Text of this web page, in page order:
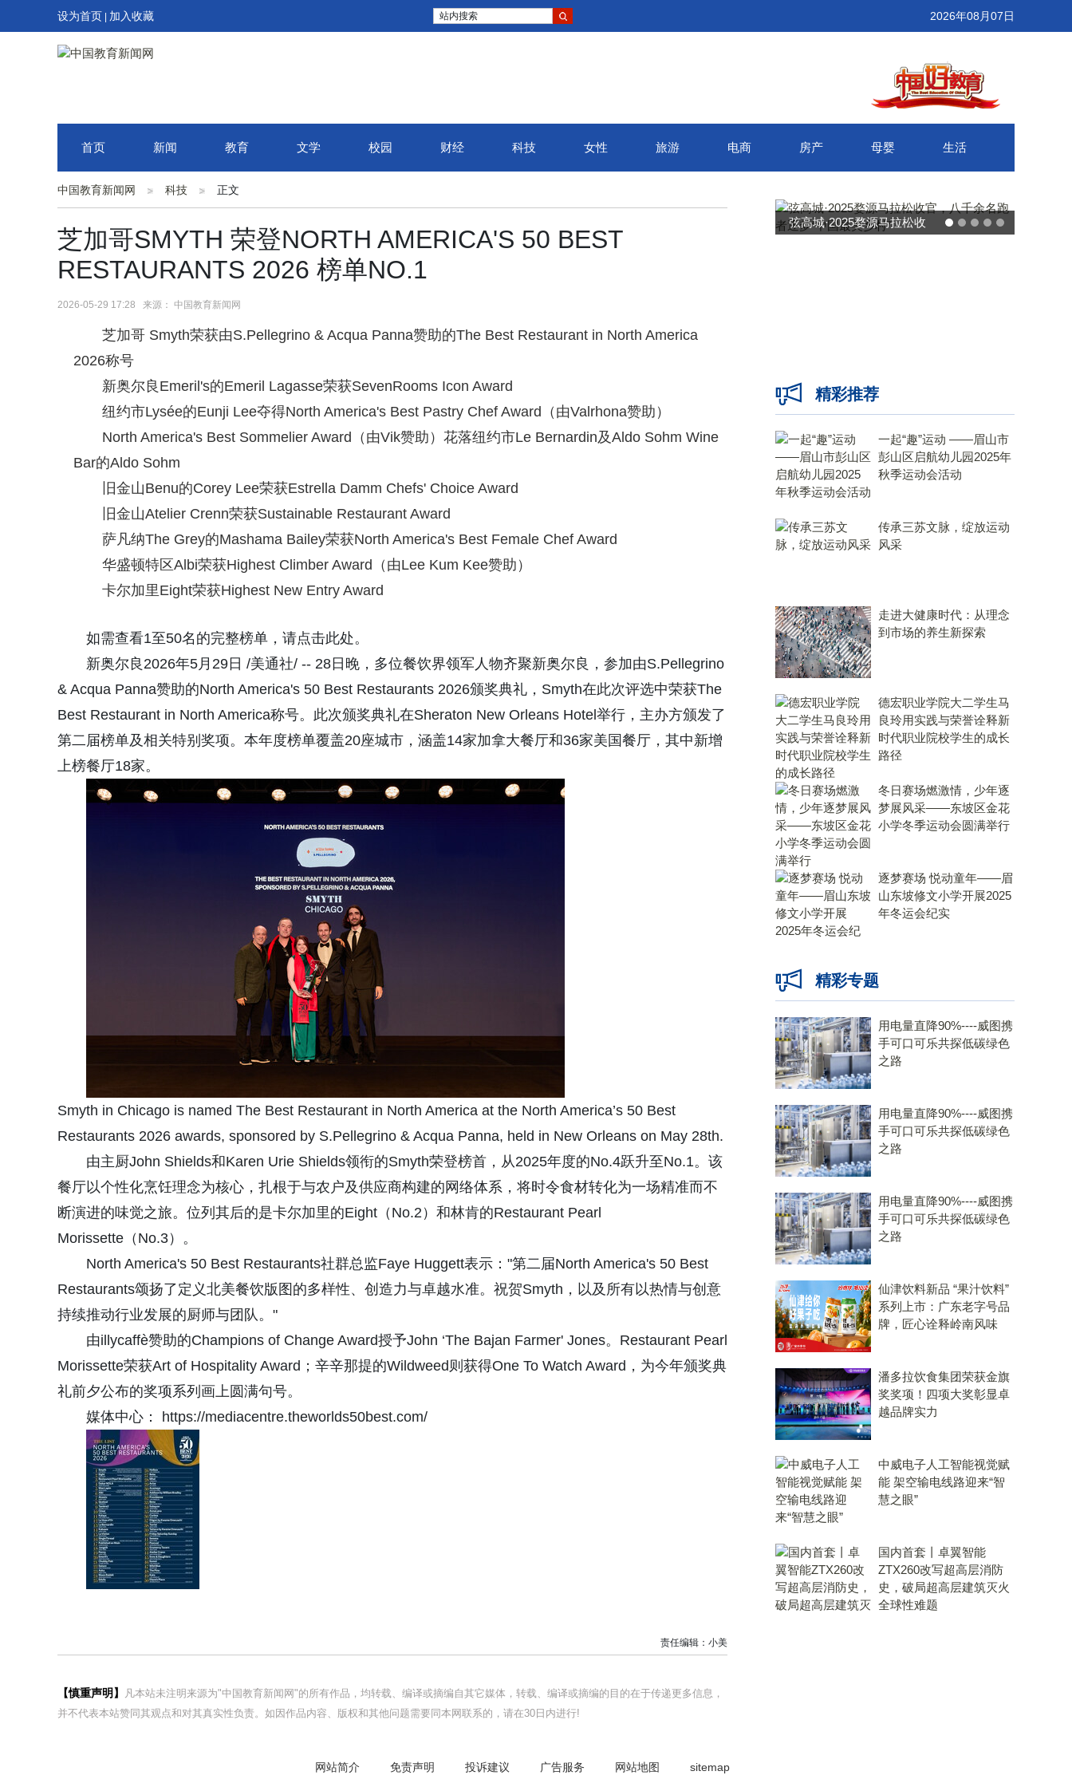
设为首页 加入收藏 站内搜索 2026年08月07日
首页 新闻 教育 文学 校园 财经 科技 女性 旅游 电商 房产 母婴 生活
中国教育新闻网 科技 正文
芝加哥SMYTH 荣登NORTH AMERICA'S 50 BEST
RESTAURANTS 2026 榜单NO.1
2026-05-29 17:28 来源： 中国教育新闻网
芝加哥 Smyth荣获由S.Pellegrino & Acqua Panna赞助的The Best Restaurant in North America
2026称号
新奥尔良Emeril's的Emeril Lagasse荣获SevenRooms Icon Award
纽约市Lysée的Eunji Lee夺得North America's Best Pastry Chef Award（由Valrhona赞助）
North America's Best Sommelier Award（由Vik赞助）花落纽约市Le Bernardin及Aldo Sohm Wine
Bar的Aldo Sohm
旧金山Benu的Corey Lee荣获Estrella Damm Chefs' Choice Award
旧金山Atelier Crenn荣获Sustainable Restaurant Award
萨凡纳The Grey的Mashama Bailey荣获North America's Best Female Chef Award
华盛顿特区Albi荣获Highest Climber Award（由Lee Kum Kee赞助）
卡尔加里Eight荣获Highest New Entry Award
如需查看1至50名的完整榜单，请点击此处。
新奥尔良2026年5月29日 /美通社/ -- 28日晚，多位餐饮界领军人物齐聚新奥尔良，参加由S.Pellegrino
& Acqua Panna赞助的North America's 50 Best Restaurants 2026颁奖典礼，Smyth在此次评选中荣获The
Best Restaurant in North America称号。此次颁奖典礼在Sheraton New Orleans Hotel举行，主办方颁发了
第二届榜单及相关特别奖项。本年度榜单覆盖20座城市，涵盖14家加拿大餐厅和36家美国餐厅，其中新增
上榜餐厅18家。
Smyth in Chicago is named The Best Restaurant in North America at the North America’s 50 Best
Restaurants 2026 awards, sponsored by S.Pellegrino & Acqua Panna, held in New Orleans on May 28th.
由主厨John Shields和Karen Urie Shields领衔的Smyth荣登榜首，从2025年度的No.4跃升至No.1。该
餐厅以个性化烹饪理念为核心，扎根于与农户及供应商构建的网络体系，将时令食材转化为一场精准而不
断演进的味觉之旅。位列其后的是卡尔加里的Eight（No.2）和林肯的Restaurant Pearl
Morissette（No.3）。
North America's 50 Best Restaurants社群总监Faye Huggett表示："第二届North America's 50 Best
Restaurants颂扬了定义北美餐饮版图的多样性、创造力与卓越水准。祝贺Smyth，以及所有以热情与创意
持续推动行业发展的厨师与团队。"
由illycaffè赞助的Champions of Change Award授予John ‘The Bajan Farmer' Jones。Restaurant Pearl
Morissette荣获Art of Hospitality Award；辛辛那提的Wildweed则获得One To Watch Award，为今年颁奖典
礼前夕公布的奖项系列画上圆满句号。
媒体中心： https://mediacentre.theworlds50best.com/
责任编辑：小美
【慎重声明】
凡本站未注明来源为"中国教育新闻网"的所有作品，均转载、编译或摘编自其它媒体，转载、编译或摘编的目的在于传递更多信息，
并不代表本站赞同其观点和对其真实性负责。如因作品内容、版权和其他问题需要同本网联系的，请在30日内进行!
弦高城·2025婺源马拉松收
精彩推荐
一起“趣”运动 ——眉山市
彭山区启航幼儿园2025年
秋季运动会活动
传承三苏文脉，绽放运动
风采
走进大健康时代：从理念
到市场的养生新探索
德宏职业学院大二学生马
良玲用实践与荣誉诠释新
时代职业院校学生的成长
路径
冬日赛场燃激情，少年逐
梦展风采——东坡区金花
小学冬季运动会圆满举行
逐梦赛场 悦动童年——眉
山东坡修文小学开展2025
年冬运会纪实
精彩专题
用电量直降90%----威图携
手可口可乐共探低碳绿色
之路
用电量直降90%----威图携
手可口可乐共探低碳绿色
之路
用电量直降90%----威图携
手可口可乐共探低碳绿色
之路
仙津饮料新品 “果汁饮料”
系列上市：广东老字号品
牌，匠心诠释岭南风味
潘多拉饮食集团荣获金旗
奖奖项！四项大奖彰显卓
越品牌实力
中威电子人工智能视觉赋
能 架空输电线路迎来“智
慧之眼”
国内首套丨卓翼智能
ZTX260改写超高层消防
史，破局超高层建筑灭火
全球性难题
网站简介 免责声明 投诉建议 广告服务 网站地图 sitemap